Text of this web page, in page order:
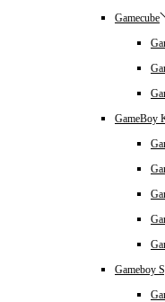
Gamecube
GameBoy
Gameboy